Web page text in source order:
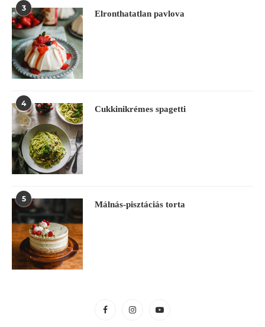
3
Elronthatatlan pavlova
4
Cukkinikrémes spagetti
5
Málnás-pisztáciás torta